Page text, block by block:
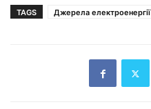
TAGS Джерела електроенергії